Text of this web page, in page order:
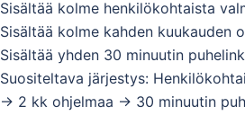
Sisältää kolme henkilökohtaista
Sisältää kolme kahden kuukauden
Sisältää yhden 30 minuutin
Suositeltava järjestys:
-> 2 kk ohjelmaa -> 30 minuutin